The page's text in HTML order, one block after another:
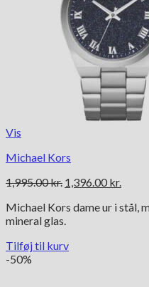
Vis
Michael Kors
1,995.00kr. Den
pris
var:
1,396.00 kr.
pris
Michael Kors dame ur i stål,
mineral glas.
Tilføj til kurv
-50%